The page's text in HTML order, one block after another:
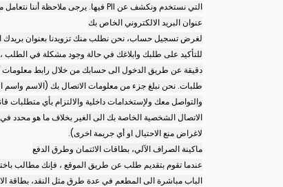
التي نستخدم ونكشف عن PII فيها. يرجى ملاحظة أننا نتعامل مع عناوين IP، وملفات سجل الخادم والمعلومات ذات الصلة والمعلومات غير PII ، إلا إذا كان المطلوب منا أن نفعل غير ذلك بموجب القانون المطبق.
عنوان البريد الالكتروني الخاص بك
لغرض تسجيل حساب، نحن نطلب منك تزويدنا بعنوان بريدك
للتأكيد على طلبك وابلاغك في حالة وجود مشكلة في الطلب ،
دقيقة عن طريق الدخول الى حسابك من خلال رابط معلومات
طلبات. نحن نبلغ جزء من معلومات الاتصال بك (الاسم واسم
والتواصل معك ولإستخدامات داخلية والالتزام بأي
الاتصال الشخصية الخاصة بك الى الغير بخلاف ما هو محدد
لاغراض منع الاحتيال او أي جريمة اخرى).
ماكينة الصراف الآلي، بطاقات الائتمان وطرق الدفع
عندما تقوم بتقديم طلب عن طريق الموقع ، فإنك مطالب
الباب مباشرة الى المطعم في عدة طرق مثل النقد، بطاقة